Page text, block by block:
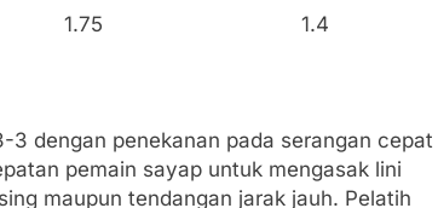
1.75 1.4
dengan penekanan pada serangan cepat
pemain sayap untuk mengasak lini
maupun tendangan jarak jauh. Pelatih